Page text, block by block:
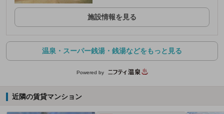
施設情報を見る
温泉・スーパー銭湯・銭湯などをもっと見る
Powered by
近隣の賃貸マンション